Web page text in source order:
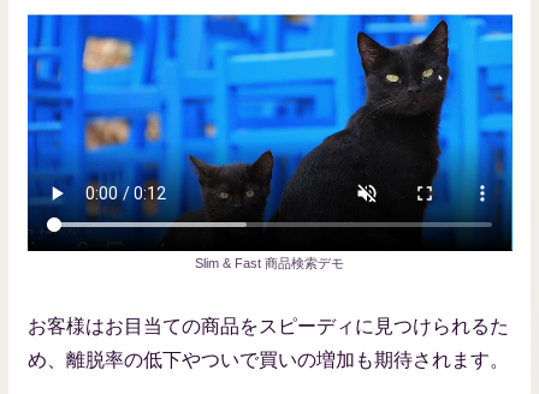
Slim & Fast 商品検索デモ
お客様はお目当ての商品をスピーディに見つけられるた
め、離脱率の低下やついで買いの増加も期待されます。